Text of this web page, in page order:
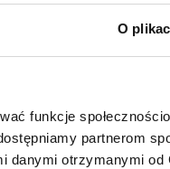
O
funkcje
partnerom
danymi otrzymanymi od